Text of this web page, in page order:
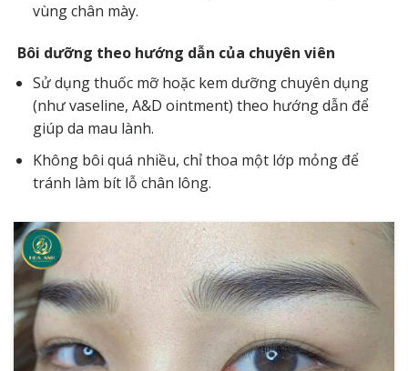
vùng chân mày.
Bôi dưỡng theo hướng dẫn của chuyên viên
Sử dụng thuốc mỡ hoặc kem dưỡng chuyên dụng
(như vaseline, A&D ointment) theo hướng dẫn để
giúp da mau lành.
Không bôi quá nhiều, chỉ thoa một lớp mỏng để
tránh làm bít lỗ chân lông.